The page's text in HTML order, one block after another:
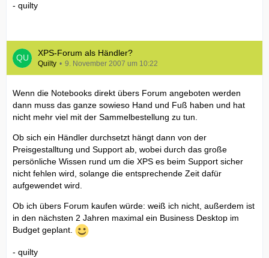
- quilty
XPS-Forum als Händler?
Quilty 9. November 2007 um 10:22
Wenn die Notebooks direkt übers Forum angeboten werden
dann muss das ganze sowieso Hand und Fuß haben und hat
nicht mehr viel mit der Sammelbestellung zu tun.
Ob sich ein Händler durchsetzt hängt dann von der
Preisgestalltung und Support ab, wobei durch das große
persönliche Wissen rund um die XPS es beim Support sicher
nicht fehlen wird, solange die entsprechende Zeit dafür
aufgewendet wird.
Ob ich übers Forum kaufen würde: weiß ich nicht, außerdem ist
in den nächsten 2 Jahren maximal ein Business Desktop im
Budget geplant.
- quilty